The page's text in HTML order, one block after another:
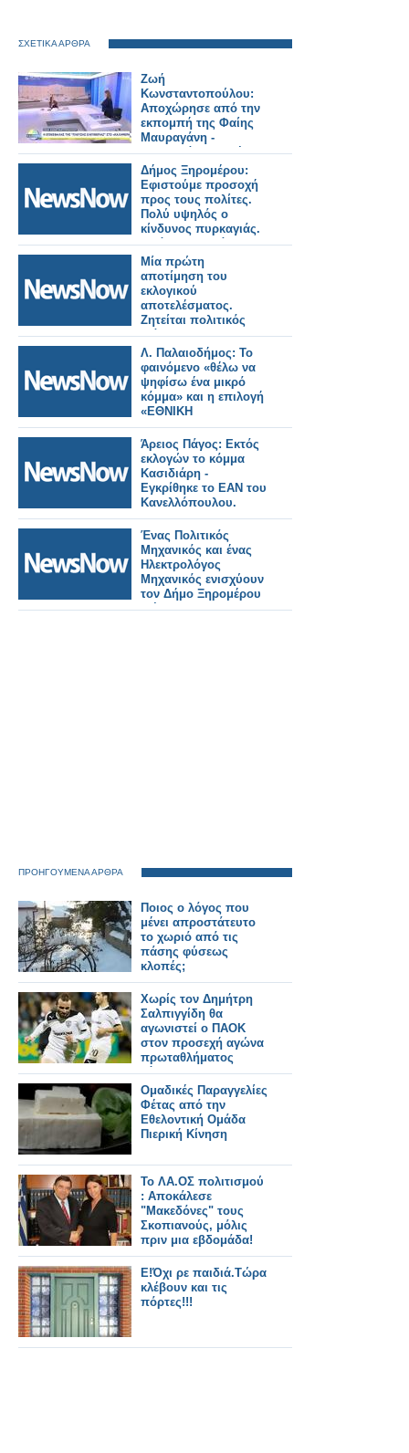
ΣΧΕΤΙΚΑ ΑΡΘΡΑ
Ζωή
Κωνσταντοπούλου:
Αποχώρησε από την
εκπομπή της Φαίης
Μαυραγάνη -
Μαυραγάνη: Κανένας
πολιτικός δεν θα μας
επιβάλλει τι θα
ρωτάμε
Δήμος Ξηρομέρου:
Εφιστούμε προσοχή
προς τους πολίτες.
Πολύ υψηλός ο
κίνδυνος πυρκαγιάς.
Από την φωτιά στη
Βοιωτία η κάπνα και
η μυρωδιά του
καμένου σύμφωνα με
την Πυροσβεστική.
Μία πρώτη
αποτίμηση του
εκλογικού
αποτελέσματος.
Ζητείται πολιτικός
διάλογος. Το
φθινόπωρο έρχεται
καταιγίδα μέτρων
Λ. Παλαιοδήμος: Το
φαινόμενο «θέλω να
ψηφίσω ένα μικρό
κόμμα» και η επιλογή
«ΕΘΝΙΚΗ
ΔΗΜΙΟΥΡΓΙΑ»
Άρειος Πάγος: Εκτός
εκλογών το κόμμα
Κασιδιάρη -
Εγκρίθηκε το ΕΑΝ του
Κανελλόπουλου.
Ένας Πολιτικός
Μηχανικός και ένας
Ηλεκτρολόγος
Μηχανικός ενισχύουν
τον Δήμο Ξηρομέρου
,μέσω του
ΠΡΟΗΓΟΥΜΕΝΑ ΑΡΘΡΑ
Ποιος ο λόγος που
μένει απροστάτευτο
το χωριό από τις
πάσης φύσεως
κλοπές;
Χωρίς τον Δημήτρη
Σαλπιγγίδη θα
αγωνιστεί ο ΠΑΟΚ
στον προσεχή αγώνα
πρωταθλήματος
κόντρα στον
Λεβαδειακό.
Ομαδικές Παραγγελίες
Φέτας από την
Εθελοντική Ομάδα
Πιερική Κίνηση
Το ΛΑ.ΟΣ πολιτισμού
: Αποκάλεσε
"Μακεδόνες" τους
Σκοπιανούς, μόλις
πριν μια εβδομάδα!
Ε!Όχι ρε παιδιά.Τώρα
κλέβουν και τις
πόρτες!!!